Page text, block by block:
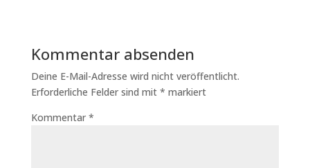
Kommentar absenden
Deine E-Mail-Adresse wird nicht veröffentlicht.
Erforderliche Felder sind mit * markiert
Kommentar *